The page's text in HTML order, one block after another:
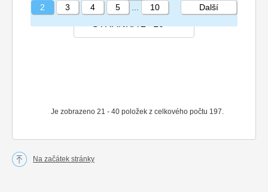
Je zobrazeno 21 - 40 položek z celkového počtu 197.
2
3 4 5 10 Další
Na začátek stránky